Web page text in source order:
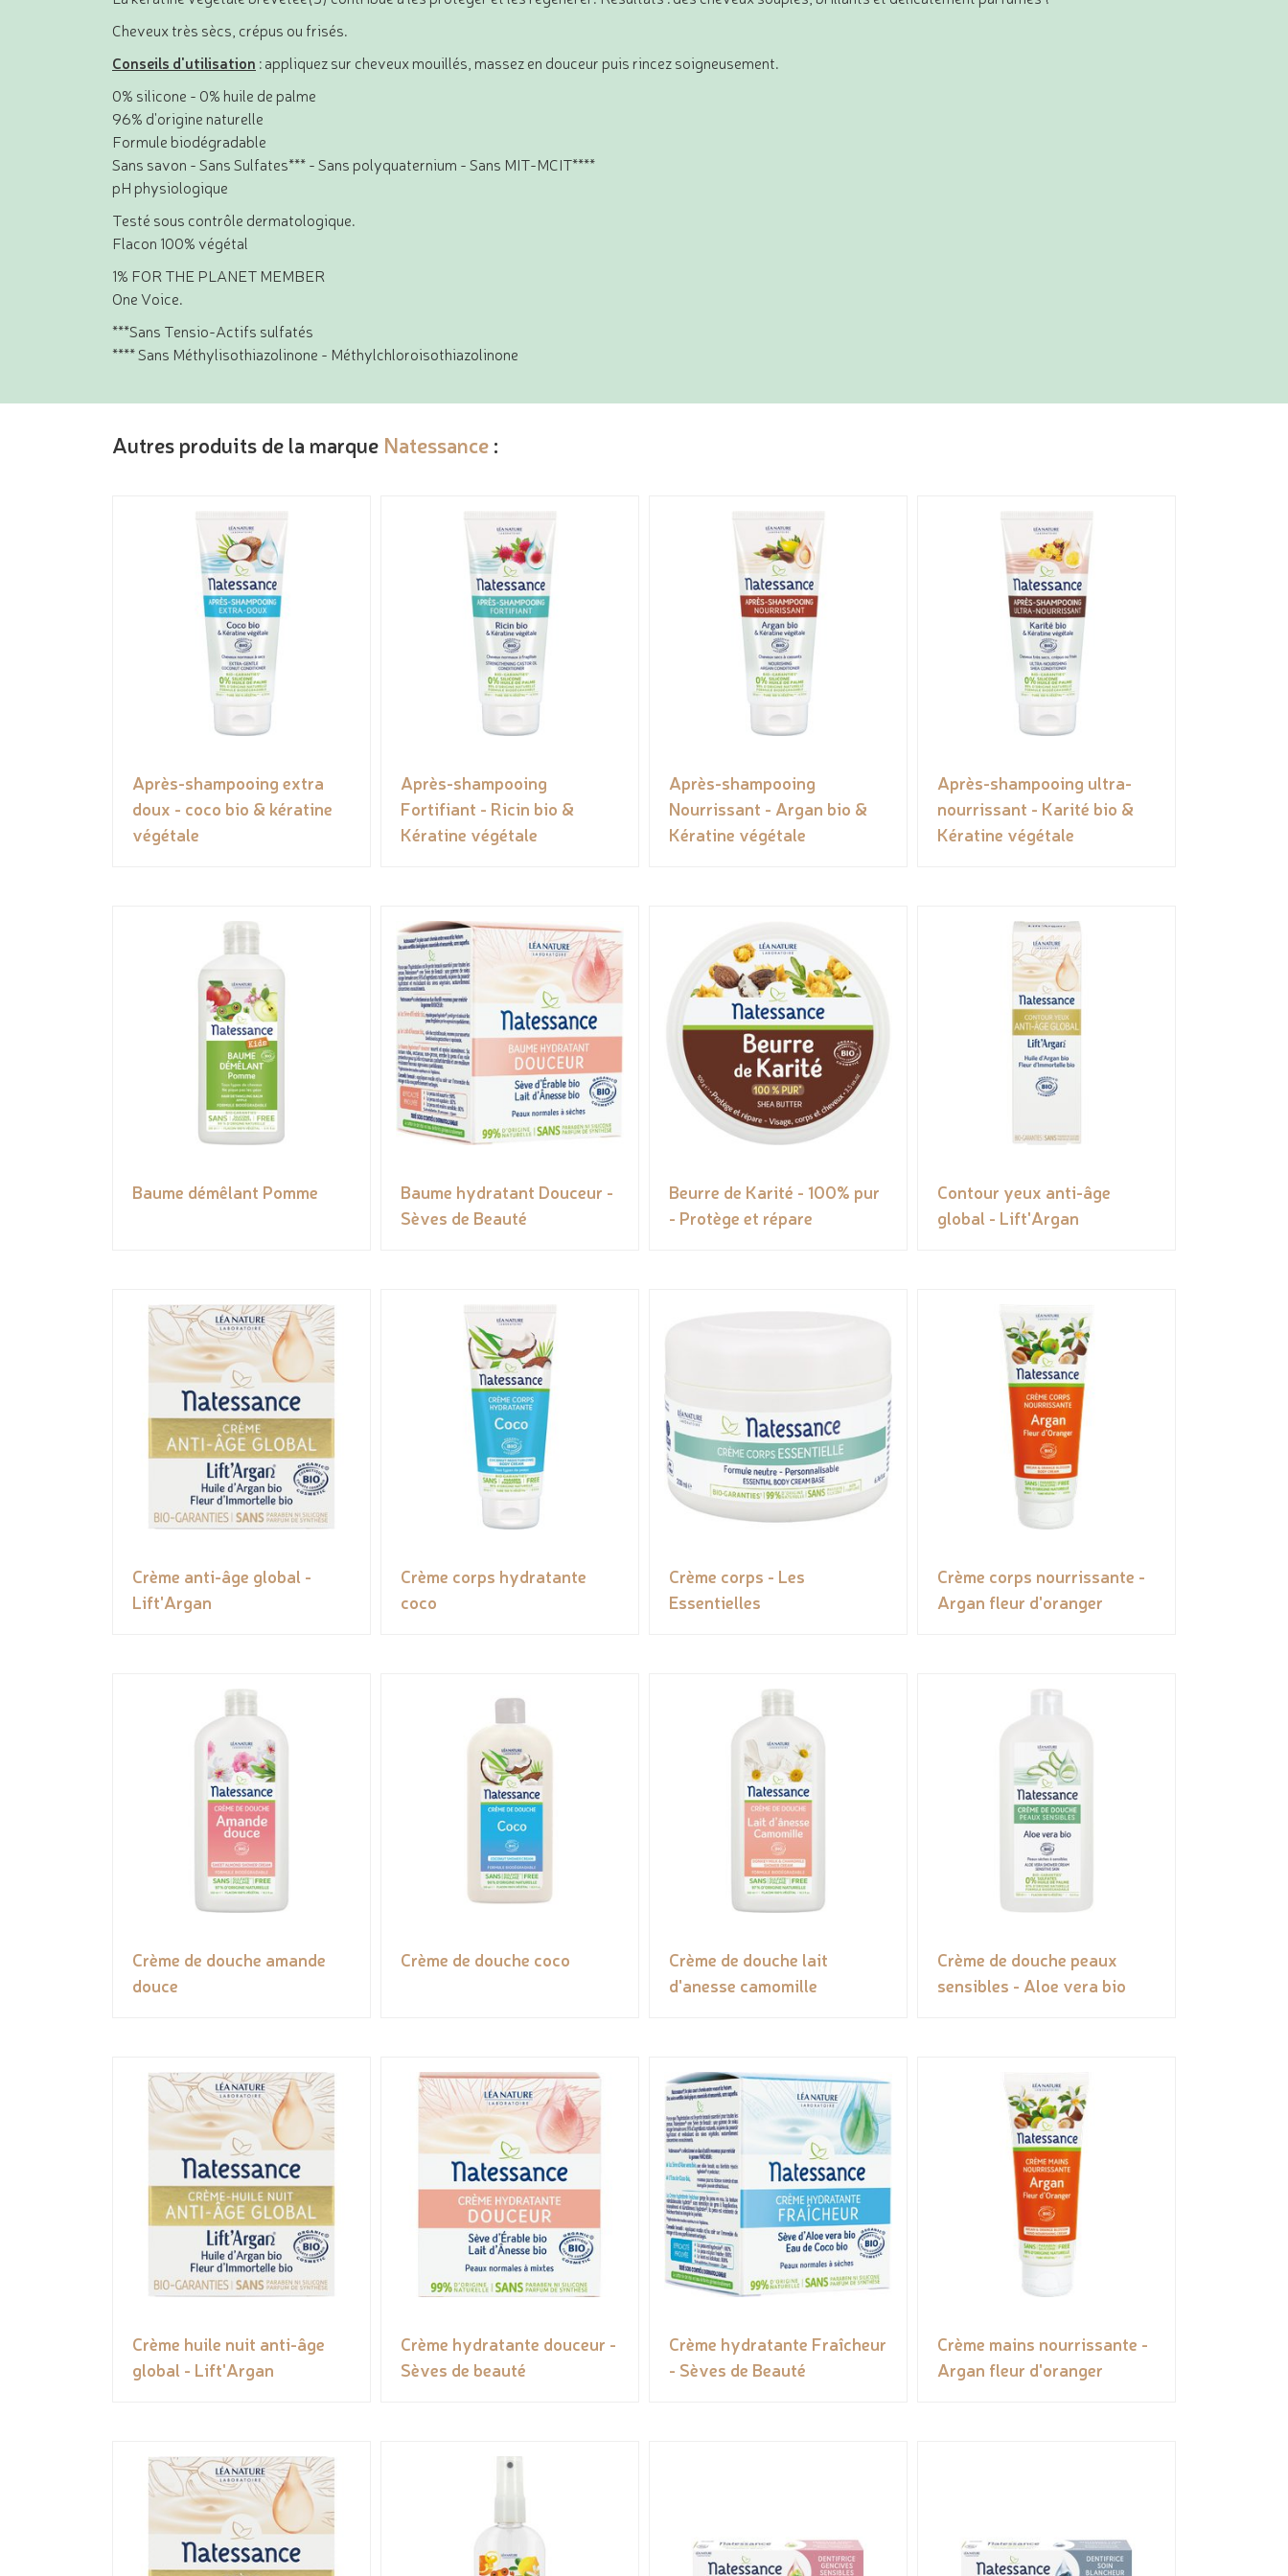
Cheveux très sècs, crépus ou frisés.
Conseils d'utilisation : appliquez sur cheveux mouillés, massez en douceur puis rincez soigneusement.
0% silicone - 0% huile de palme
96% d'origine naturelle
Formule biodégradable
Sans savon - Sans Sulfates*** - Sans polyquaternium - Sans MIT-MCIT****
pH physiologique
Testé sous contrôle dermatologique.
Flacon 100% végétal
1% FOR THE PLANET MEMBER
One Voice.
***Sans Tensio-Actifs sulfatés
**** Sans Méthylisothiazolinone - Méthylchloroisothiazolinone
Autres produits de la marque Natessance :
Après-shampooing extra
doux - coco bio & kératine
végétale
Après-shampooing
Fortifiant - Ricin bio &
Kératine végétale
Après-shampooing
Nourrissant - Argan bio &
Kératine végétale
Après-shampooing ultra-
nourrissant - Karité bio &
Kératine végétale
Baume démêlant Pomme
Baume hydratant Douceur -
Sèves de Beauté
Beurre de Karité - 100% pur
- Protège et répare
Contour yeux anti-âge
global - Lift'Argan
Crème anti-âge global -
Lift'Argan
Crème corps hydratante
coco
Crème corps - Les
Essentielles
Crème corps nourrissante -
Argan fleur d'oranger
Crème de douche amande
douce
Crème de douche coco
Crème de douche lait
d'anesse camomille
Crème de douche peaux
sensibles - Aloe vera bio
Crème huile nuit anti-âge
global - Lift'Argan
Crème hydratante douceur -
Sèves de beauté
Crème hydratante Fraîcheur
- Sèves de Beauté
Crème mains nourrissante -
Argan fleur d'oranger